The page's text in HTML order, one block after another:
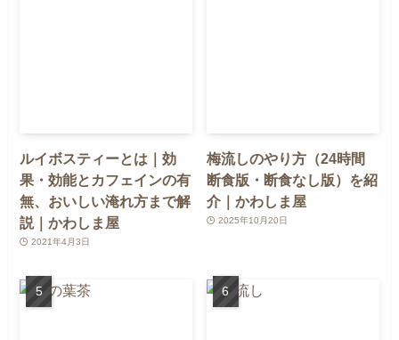
ルイボスティーとは｜効
果・効能とカフェインの有
無、おいしい淹れ方まで解
説｜かわしま屋
2021年4月3日
梅流しのやり方（24時間
断食版・断食なし版）を紹
介｜かわしま屋
2025年10月20日